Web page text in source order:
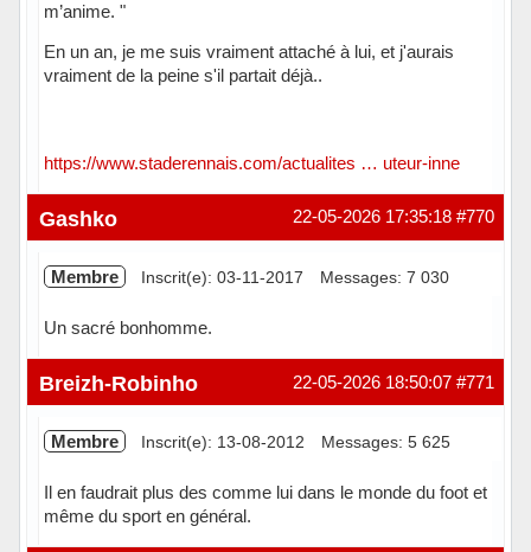
m’anime. "
En un an, je me suis vraiment attaché à lui, et j'aurais
vraiment de la peine s'il partait déjà..
https://www.staderennais.com/actualites … uteur-inne
Hors ligne #770
22-05-2026 17:35:18
Gashko
Membre Inscrit(e): 03-11-2017 Messages: 7 030
Un sacré bonhomme.
Hors ligne #771
22-05-2026 18:50:07
Breizh-Robinho
Membre Inscrit(e): 13-08-2012 Messages: 5 625
Il en faudrait plus des comme lui dans le monde du foot et
même du sport en général.